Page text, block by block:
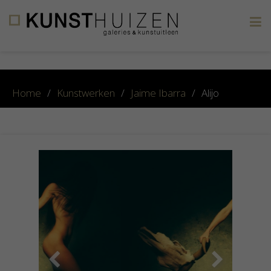
Home / Kunstwerken / Jaime Ibarra / Alijo